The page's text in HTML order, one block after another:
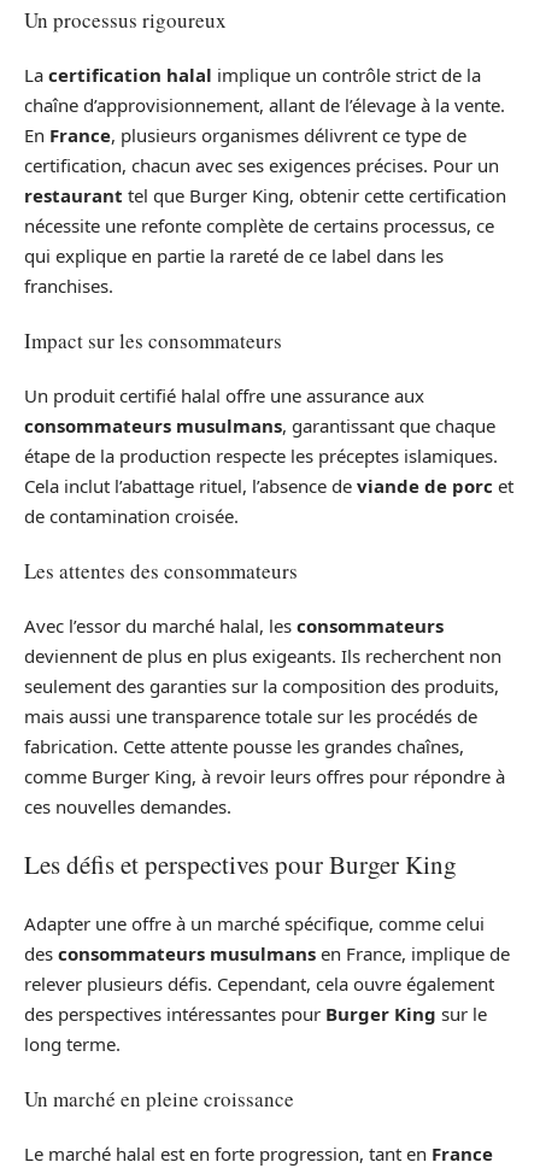
Un processus rigoureux
La certification halal implique un contrôle strict de la
chaîne d’approvisionnement, allant de l’élevage à la vente.
En France, plusieurs organismes délivrent ce type de
certification, chacun avec ses exigences précises. Pour un
restaurant tel que Burger King, obtenir cette certification
nécessite une refonte complète de certains processus, ce
qui explique en partie la rareté de ce label dans les
franchises.
Impact sur les consommateurs
Un produit certifié halal offre une assurance aux
consommateurs musulmans, garantissant que chaque
étape de la production respecte les préceptes islamiques.
Cela inclut l’abattage rituel, l’absence de viande de porc et
de contamination croisée.
Les attentes des consommateurs
Avec l’essor du marché halal, les consommateurs
deviennent de plus en plus exigeants. Ils recherchent non
seulement des garanties sur la composition des produits,
mais aussi une transparence totale sur les procédés de
fabrication. Cette attente pousse les grandes chaînes,
comme Burger King, à revoir leurs offres pour répondre à
ces nouvelles demandes.
Les défis et perspectives pour Burger King
Adapter une offre à un marché spécifique, comme celui
des consommateurs musulmans en France, implique de
relever plusieurs défis. Cependant, cela ouvre également
des perspectives intéressantes pour Burger King sur le
long terme.
Un marché en pleine croissance
Le marché halal est en forte progression, tant en France